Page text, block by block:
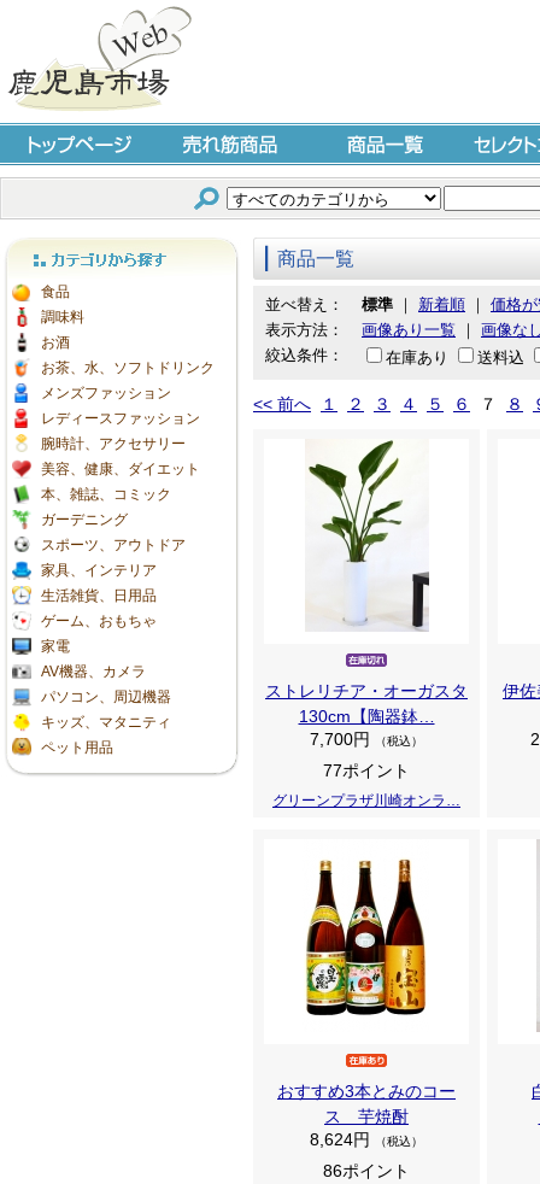
トップページ 売れ筋商品 商品一覧 セレクト
カテゴリから探す
食品
調味料
お酒
お茶、水、ソフトドリンク
メンズファッション
レディースファッション
腕時計、アクセサリー
美容、健康、ダイエット
本、雑誌、コミック
ガーデニング
スポーツ、アウトドア
家具、インテリア
生活雑貨、日用品
ゲーム、おもちゃ
家電
AV機器、カメラ
パソコン、周辺機器
キッズ、マタニティ
ペット用品
商品一覧
並べ替え： 標準 ｜ 新着順 ｜ 価格
表示方法：
画像あり一覧 ｜ 画像な
絞込条件：
在庫あり 送料込
<< 前へ １ ２ ３ ４ ５ ６ ７ ８
ストレリチア・オーガスタ
130cm【陶器鉢…
7,700円
（税込）
77ポイント
グリーンプラザ川崎オンラ…
伊
おすすめ3本とみのコー
ス 芋焼酎
8,624円
（税込）
86ポイント